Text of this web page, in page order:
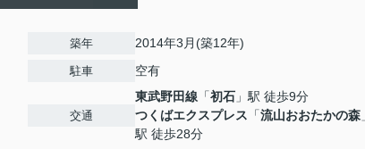
築年 2014年3月(築12年)
駐車 空有
交通
東武野田線 「初石 」駅 徒歩9分
つくばエクスプレス 「流山おおたかの森
駅 徒歩28分